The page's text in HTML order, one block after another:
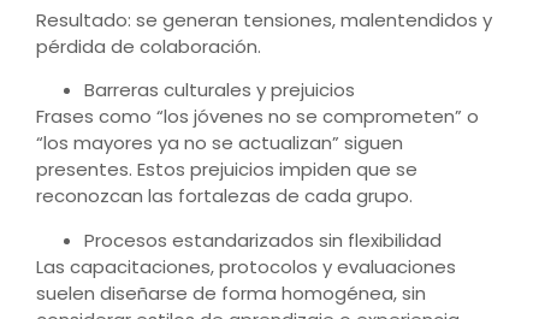
Resultado: se generan tensiones, malentendidos y
pérdida de colaboración.
Barreras culturales y prejuicios
Frases como “los jóvenes no se comprometen” o
“los mayores ya no se actualizan” siguen
presentes. Estos prejuicios impiden que se
reconozcan las fortalezas de cada grupo.
Procesos estandarizados sin flexibilidad
Las capacitaciones, protocolos y evaluaciones
suelen diseñarse de forma homogénea, sin